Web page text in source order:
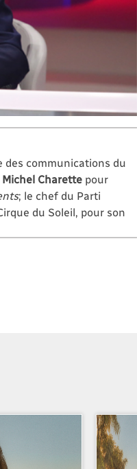
des communications du
Michel Charette pour
; le chef du Parti
du Soleil, pour son